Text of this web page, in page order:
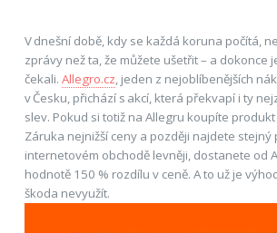
V dnešní době, kdy se každá koruna počítá,
zprávy než ta, že můžete ušetřit – a dokonce
čekali. Allegro.cz, jeden z nejoblíbenějších
v Česku, přichází s akcí, která překvapí i ty
slev. Pokud si totiž na Allegru koupíte
Záruka nejnižší ceny a později najdete stejný
internetovém obchodě levněji, dostanete od
hodnotě 150 % rozdílu v ceně. A to už je
škoda nevyužít.